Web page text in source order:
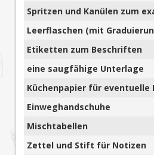
Spritzen und Kanülen zum
Leerflaschen (mit
Etiketten zum Beschriften
eine saugfähige Unterlage
Küchenpapier für eventuelle
Einweghandschuhe
Mischtabellen
Zettel und Stift für Notizen